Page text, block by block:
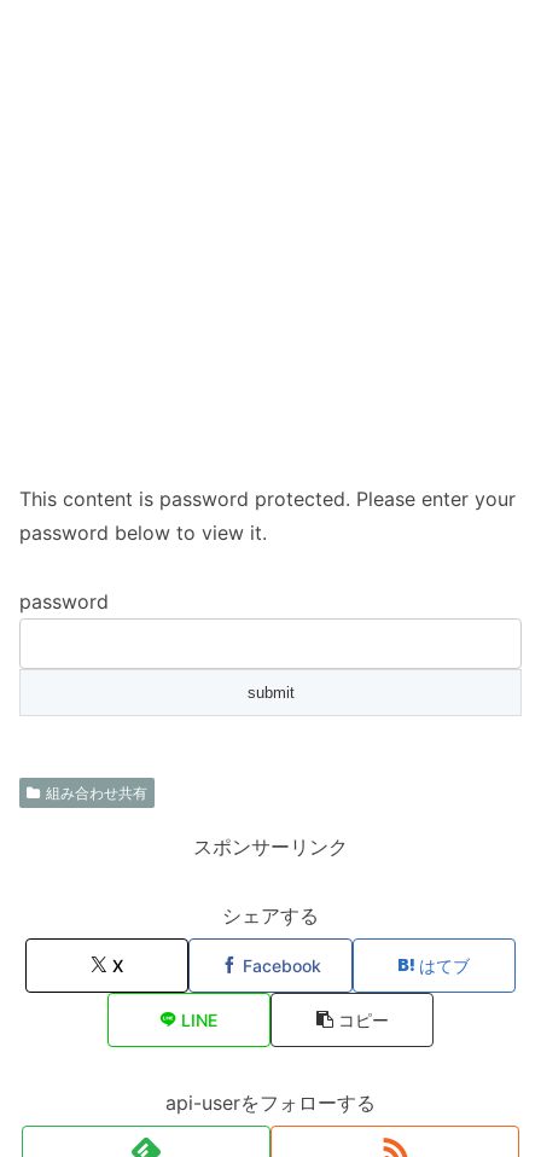
This content is password protected. Please enter your
password below to view it.
password
組み合わせ共有
スポンサーリンク
シェアする
X Facebook はてブ
LINE コピー
api-userをフォローする